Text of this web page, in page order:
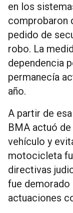
en los
comprobaron
pedido de
robo. La
dependencia
permanecía
año.
A partir de
BMA actuó
vehículo y
motocicleta
directivas
fue demorado
actuaciones